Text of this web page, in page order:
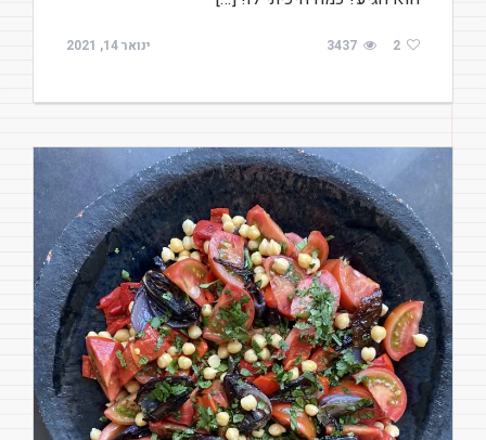
ינואר 14, 2021 3437 2